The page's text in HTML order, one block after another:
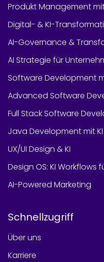
Produkt Management mit
Digital- & KI-
AI-Governance &
AI Strategie für
Software Development
Advanced Software
Full Stack Software
Java Development mit KI
UX/UI Design & KI
Design OS: KI Workflows
AI-Powered Marketing
Schnellzugriff
Über uns
Karriere